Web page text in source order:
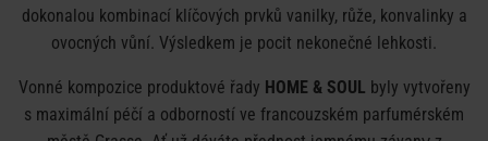
dokonalou kombinací klíčových prvků vanilky, růže, konvalinky a
ovocných vůní. Výsledkem je pocit nekonečné lehkosti.
Vonné kompozice produktové řady HOME & SOUL byly vytvořeny
s maximální péčí a odborností ve francouzském parfumérském